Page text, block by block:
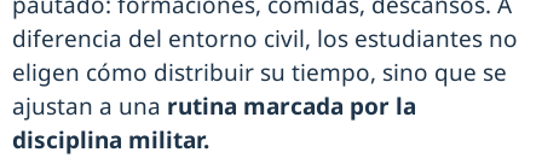
diferencia del entorno civil, los estudiantes no
eligen cómo distribuir su tiempo, sino que se
ajustan a una rutina marcada por la
disciplina militar.